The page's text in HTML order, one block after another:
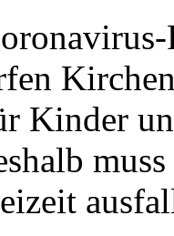
Kinder